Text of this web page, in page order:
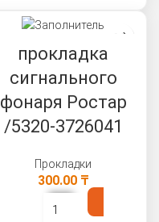
прокладка
сигнального
фонаря Ростар
/5320-3726041
Прокладки
300.00 ₸